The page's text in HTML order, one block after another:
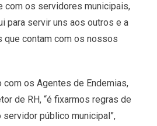
com os servidores municipais,
para servir uns aos outros e a
que contam com os nossos
com os Agentes de Endemias,
de RH, “é fixarmos regras de
público municipal”,